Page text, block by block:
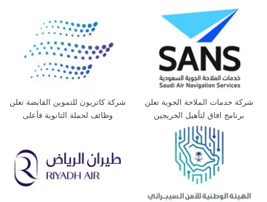
شركة خدمات الملاحة الجوية تعلن
برنامج افاق لتأهيل الخريجين
شركة كاتريون للتموين القابضة تعلن
وظائف لحملة الثانوية فأعلى